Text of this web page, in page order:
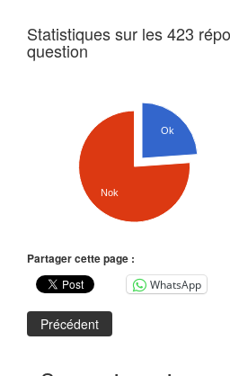
Statistiques sur les 423
question
Ok
Nok
Partager cette page :
WhatsApp
Précédent